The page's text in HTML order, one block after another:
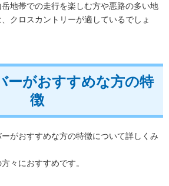
地帯での走行を楽しむ方や悪路の多い地
クロスカントリーが適しているでしょ
ーがおすすめな方の特
徴
がおすすめな方の特徴について詳しくみ
々におすすめです。